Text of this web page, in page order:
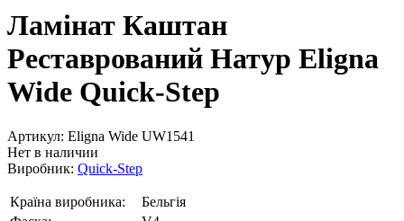
Ламінат Каштан
Реставрований Натур Eligna
Wide Quick-Step
Артикул: Eligna Wide UW1541
Нет в наличии
Виробник: Quick-Step
Країна виробника:
Бельгія